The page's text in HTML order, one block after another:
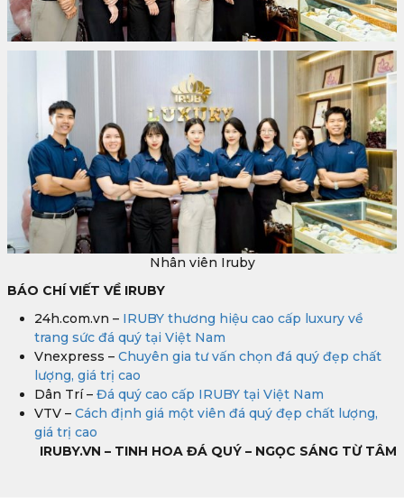
Nhân viên Iruby
BÁO CHÍ VIẾT VỀ IRUBY
24h.com.vn – IRUBY thương hiệu cao cấp luxury về
trang sức đá quý tại Việt Nam
Vnexpress – Chuyên gia tư vấn chọn đá quý đẹp chất
lượng, giá trị cao
Dân Trí – Đá quý cao cấp IRUBY tại Việt Nam
VTV – Cách định giá một viên đá quý đẹp chất lượng,
giá trị cao
IRUBY.VN – TINH HOA ĐÁ QUÝ – NGỌC SÁNG TỪ TÂM